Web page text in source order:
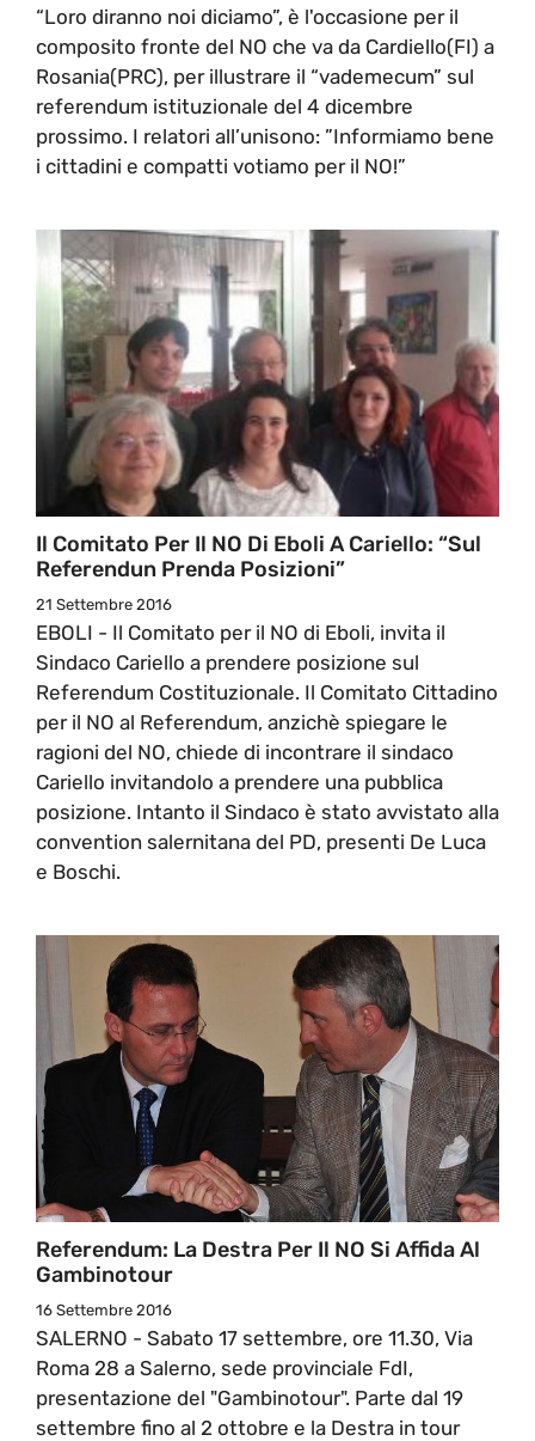
“Loro diranno noi diciamo”, è l'occasione per il
composito fronte del NO che va da Cardiello(FI) a
Rosania(PRC), per illustrare il “vademecum” sul
referendum istituzionale del 4 dicembre
prossimo. I relatori all’unisono: ”Informiamo bene
i cittadini e compatti votiamo per il NO!”
Il Comitato Per Il NO Di Eboli A Cariello: “Sul
Referendun Prenda Posizioni”
21 Settembre 2016
EBOLI - Il Comitato per il NO di Eboli, invita il
Sindaco Cariello a prendere posizione sul
Referendum Costituzionale. Il Comitato Cittadino
per il NO al Referendum, anzichè spiegare le
ragioni del NO, chiede di incontrare il sindaco
Cariello invitandolo a prendere una pubblica
posizione. Intanto il Sindaco è stato avvistato alla
convention salernitana del PD, presenti De Luca
e Boschi.
Referendum: La Destra Per Il NO Si Affida Al
Gambinotour
16 Settembre 2016
SALERNO - Sabato 17 settembre, ore 11.30, Via
Roma 28 a Salerno, sede provinciale FdI,
presentazione del "Gambinotour". Parte dal 19
settembre fino al 2 ottobre e la Destra in tour